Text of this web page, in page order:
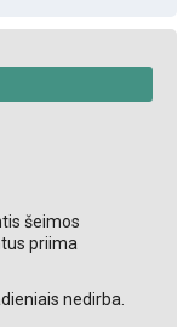
šeimos
priima
nedirba.